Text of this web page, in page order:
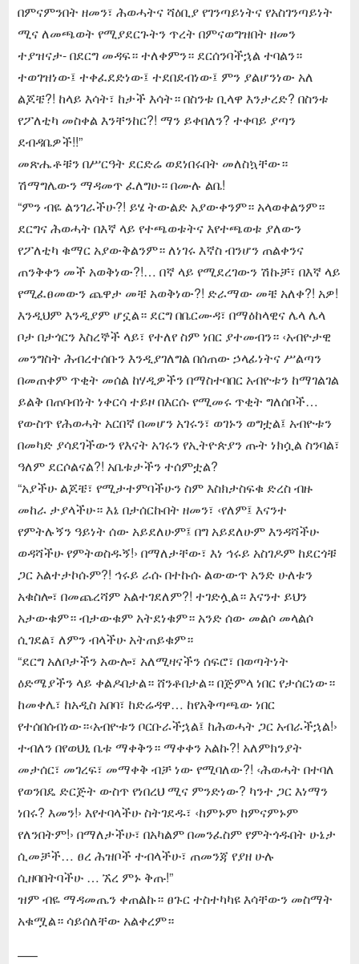
በምናምንበት ዘመን፣ ሕወሓትና ሻዕቢያ የገንጣይነትና የአስገንጣይነት
ሚና ለመጫወት የሚያደርጉትን ጥረት በምናወግዝበት ዘመን
ተያዝናታ- በደርግ መዳፍ። ተለቀምን። ደርሰንባችኋል ተባልን።
ተወገዝነው፤ ተቀፈደድነው፤ ተደበደብነው፤ ምን ያልሆንነው አለ
ልጆቼ?! ከላይ እሳት፣ ከታች እሳት። በስንቱ ቢላዋ እንታረድ? በስንቱ
የፖለቲካ መስቀል እንቸንከር?! ማን ይቀበለን? ተቀባይ ያጣን
ደብዳቤዎች!!”
መጽሔቶቹን በሥርዓት ደርድሬ ወደነበሩበት መለስኳቸው።
ሽማግሌውን ማዳመጥ ፈለግሁ። በሙሉ ልቤ!
“ምን ብዬ ልንገራችሁ?! ይሄ ትውልድ አያውቀንም። አላወቀልንም።
ደርግና ሕወሓት በእኛ ላይ የተጫወቱትና እየተጫወቱ ያለውን
የፖለቲካ ቁማር አያውቅልንም። ለነገሩ እኛስ ብንሆን ጠልቀንና
ጠንቅቀን መች አወቅነው?!… በኛ ላይ የሚደረገውን ሽኩቻ፣ በእኛ ላይ
የሚፈፀመውን ጨዋታ መቼ አወቅነው?! ድራማው መቼ አለቀ?! አዎ!
እንዲህም እንዲያም ሆኗል። ደርግ በቤርሙዳ፣ በማዕከላዊና ሌላ ሌላ
ቦታ በታጎርን እስረኞች ላይ፣ የተለየ ስም ነበር ያተመብን። ‹አብዮታዊ
መንግስት ሕብረተሰቡን እንዲያገለግል በሰጠው ኃላፊነትና ሥልጣን
በመጠቀም ጥቂት መሰል ከሃዲዎችን በማስተባበር አብዮቱን ከማገልገል
ይልቅ በጠባብነት ነቀርሳ ተይዞ በእርሱ የሚመሩ ጥቂት ግለሰቦች…
የውስጥ የሕወሓት አርበኛ በመሆን አገሩን፣ ወገኑን ወግቷል፤ አብዮቱን
በመካድ ያሳደገችውን የእናት አገሩን የኢትዮጵያን ጡት ነክሷል ስንባል፣
ዓለም ደርሶልናል?! አቤቱታችን ተሰምቷል?
“አያችሁ ልጆቼ፣ የሚታተምባችሁን ስም እስክታስፍቁ ድረስ ብዙ
መከራ ታያላችሁ። እኔ በታሰርኩበት ዘመን፣ ‹የለም፤ እናንተ
የምትሉኝን ዓይነት ሰው አይደለሁም፤ በግ አይደለሁም እንዳሻችሁ
ወዳሻችሁ የምትወስዱኝ!› በማለታቸው፣ እነ ኅሩይ አስገዶም ከደርጎቹ
ጋር አልተታኮሱም?! ኅሩይ ራሱ በተኩሱ ልውውጥ አንድ ሁለቱን
አቁስሎ፣ በመጨረሻም አልተገደለም?! ተገድሏል። እናንተ ይህን
አታውቁም። ብታውቁም አትደነቁም። አንድ ሰው መልሶ መላልሶ
ሲገደል፣ ለምን ብላችሁ አትጠይቁም።
“ደርግ አለቦታችን አውሎ፣ አለሚዛናችን ሰፍሮ፣ በወጣትነት
ዕድሜያችን ላይ ቀልዶበታል። ሸንቶበታል። በጅምላ ነበር የታሰርነው።
ከመቀሌ፣ ከአዲስ አበባ፣ ከድሬዳዋ… ከየአቅጣጫው ነበር
የተሰበሰብነው።‹አብዮቱን ቦርቡራችኋል፤ ከሕወሓት ጋር አብራችኋል!›
ተብለን በየወህኒ ቤቱ ማቀቅን። ማቀቀን አልኩ?! አለምክንያት
መታሰር፣ መገረፍ፣ መማቀቅ ብቻ ነው የሚባለው?! ‹ሕወሓት በተባለ
የወንበዴ ድርጅት ውስጥ የነበረህ ሚና ምንድነው? ካንተ ጋር እነማን
ነበሩ? እመን!› እየተባላችሁ ስትገደዱ፣ ‹ከምኑም ከምናምኑም
የለንበትም!› በማለታችሁ፣ በአካልም በመንፈስም የምትጎዱበት ሁኔታ
ሲመቻች… ፀረ ሕዝቦች ተብላችሁ፣ ጠመንጃ የያዘ ሁሉ
ሲዘባበትባችሁ … ኧረ ምኑ ቅጡ!”
ዝም ብዬ ማዳመጤን ቀጠልኩ። ፀጉር ተስተካካዩ እሳቸውን መስማት
አቁሟል። ሳይሰለቸው አልቀረም።
—–